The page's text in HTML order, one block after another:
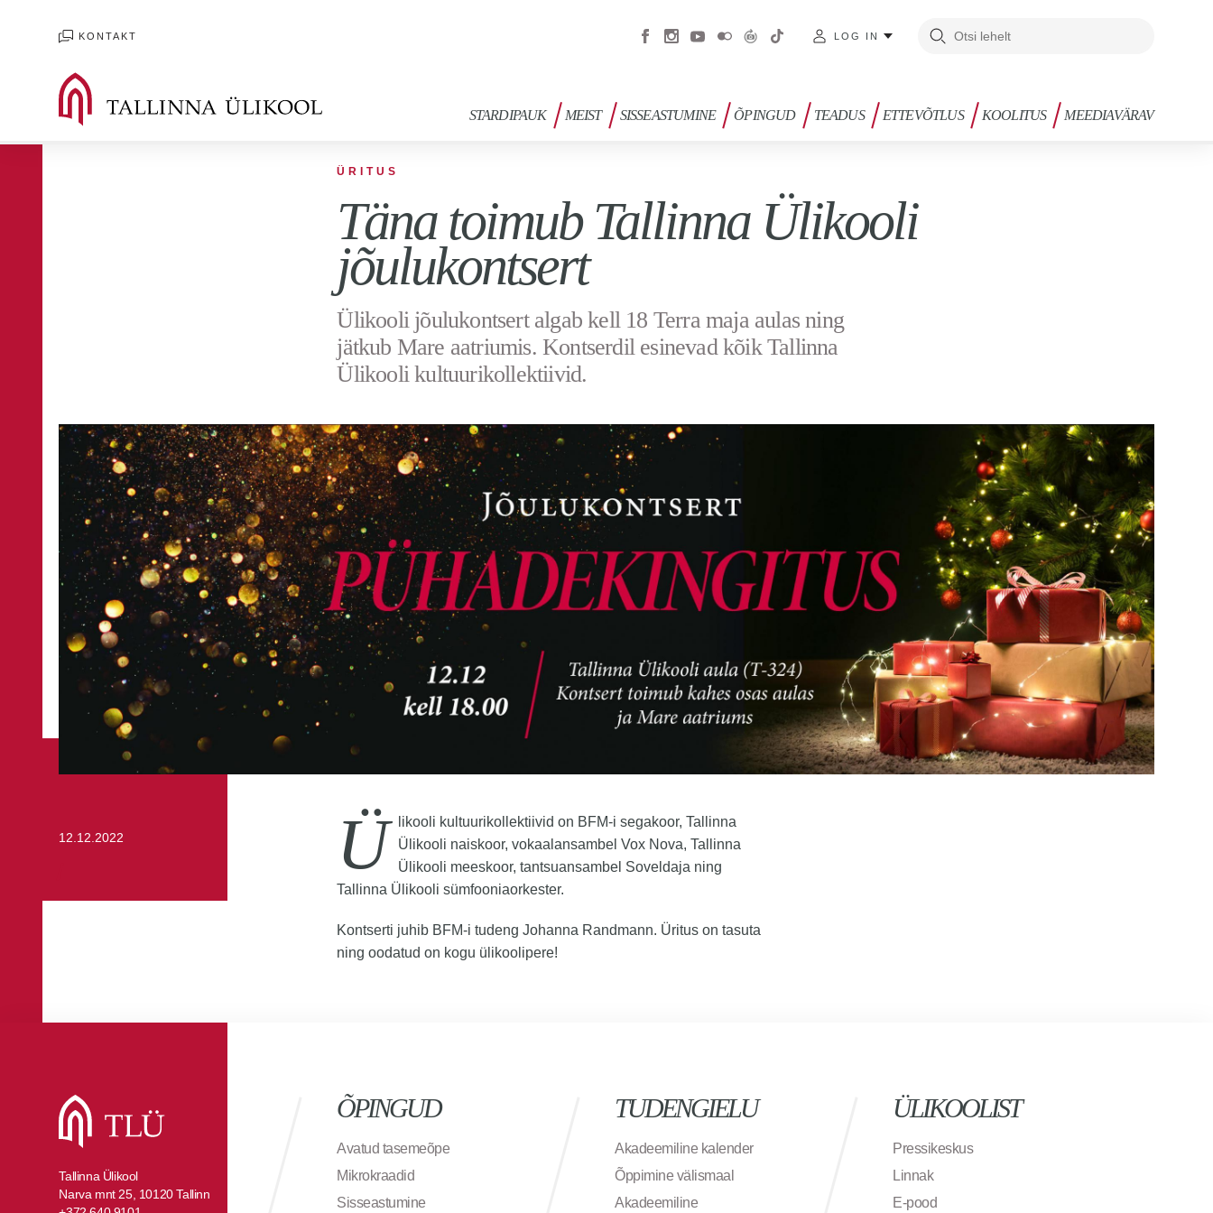
KONTAKT LOG IN
STARDIPAUK MEIST SISSEASTUMINE ÕPINGUD TEADUS ETTEVÕTLUS KOOLITUS MEEDIAVÄRAV
ÜRITUS
Täna toimub Tallinna Ülikooli
jõulukontsert
Ülikooli jõulukontsert algab kell 18 Terra maja aulas ning
jätkub Mare aatriumis. Kontserdil esinevad kõik Tallinna
Ülikooli kultuurikollektiivid.
12.12.2022 Ü
likooli kultuurikollektiivid on BFM-i segakoor, Tallinna
Ülikooli naiskoor, vokaalansambel Vox Nova, Tallinna
Ülikooli meeskoor, tantsuansambel Soveldaja ning
Tallinna Ülikooli sümfooniaorkester.
Kontserti juhib BFM-i tudeng Johanna Randmann. Üritus on tasuta
ning oodatud on kogu ülikoolipere!
Tallinna Ülikool
Narva mnt 25, 10120 Tallinn
ÕPINGUD
Avatud tasemeõpe
Mikrokraadid
Sisseastumine
TUDENGIELU
Akadeemiline kalender
Õppimine välismaal
Akadeemiline
ÜLIKOOLIST
Pressikeskus
Linnak
E-pood